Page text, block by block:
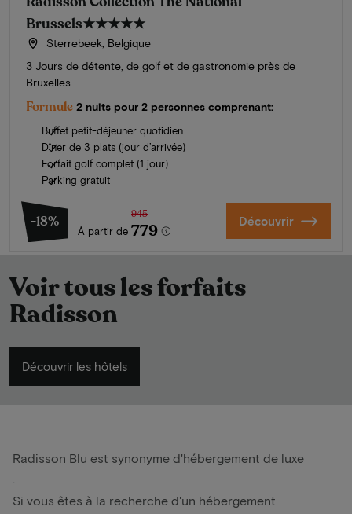
Brussels★★★★★
Sterrebeek, Belgique
3 Jours de détente, de golf et de gastronomie près de
Bruxelles
Formule 2 nuits pour 2 personnes comprenant:
Buffet petit-déjeuner quotidien
Dîner de 3 plats (jour d’arrivée)
Forfait golf complet (1 jour)
Parking gratuit
-18%
À partir de
945
779 Découvrir
Voir tous les forfaits
Radisson
Découvrir les hôtels
Radisson Blu est synonyme d'hébergement de luxe
Si vous êtes à la recherche d'un hébergement